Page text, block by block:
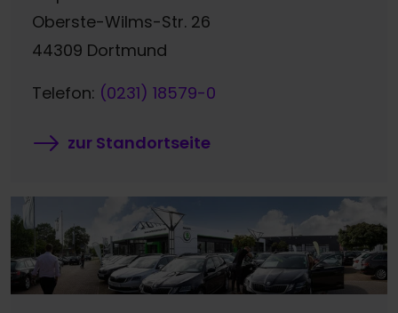
Oberste-Wilms-Str. 26
44309 Dortmund
Telefon: (0231) 18579-0
zur Standortseite